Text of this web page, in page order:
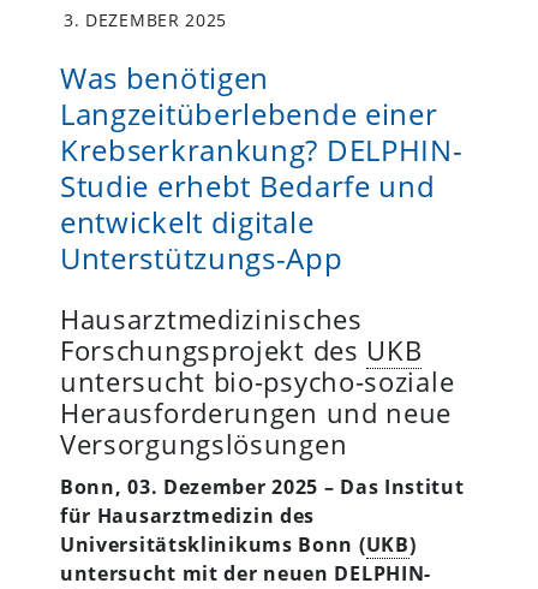
3. DEZEMBER 2025
Was benötigen
Langzeitüberlebende einer
Krebserkrankung? DELPHIN-
Studie erhebt Bedarfe und
entwickelt digitale
Unterstützungs-App
Hausarztmedizinisches
Forschungsprojekt des UKB
untersucht bio-psycho-soziale
Herausforderungen und neue
Versorgungslösungen
Bonn, 03. Dezember 2025 – Das Institut
für Hausarztmedizin des
Universitätsklinikums Bonn (UKB)
untersucht mit der neuen DELPHIN-